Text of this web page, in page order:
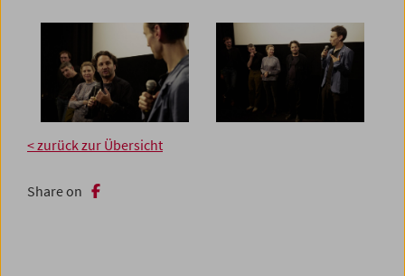
< zurück zur Übersicht
Share on